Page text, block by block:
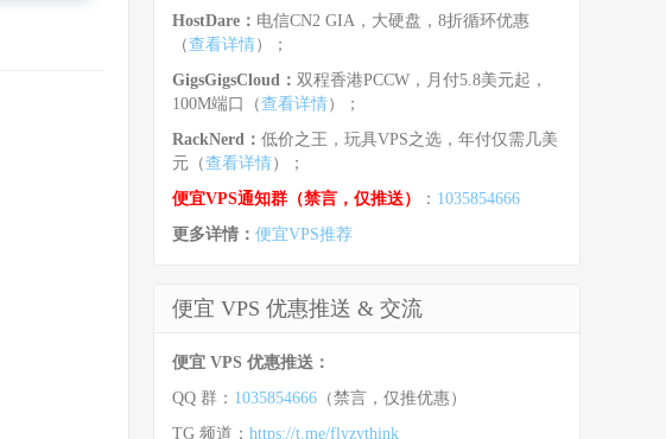
HostDare： 电信CN2 GIA，大硬盘，8折循环优惠
（查看详情）；
GigsGigsCloud： 双程香港PCCW，月付5.8美元起，
100M端口（查看详情）；
RackNerd： 低价之王，玩具VPS之选，年付仅需几美
元（查看详情）；
便宜VPS通知群（禁言，仅推送）
： 1035854666
更多详情： 便宜VPS推荐
便宜 VPS 优惠推送 & 交流
便宜 VPS 优惠推送：
QQ 群： 1035854666 （禁言，仅推优惠）
TG 频道： https://t.me/flyzythink